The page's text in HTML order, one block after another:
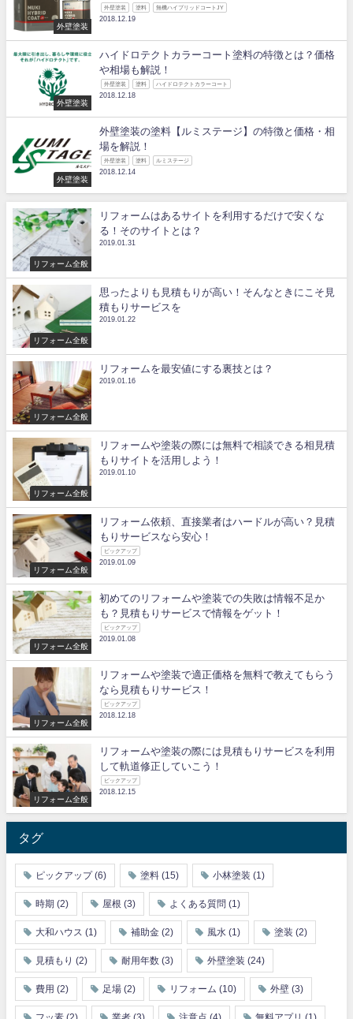
外壁塗装
外壁塗装 塗料 無機ハイブリッドコートJY
2018.12.19
外壁塗装
ハイドロテクトカラーコート塗料の特徴とは？価格
や相場も解説！
外壁塗装 塗料 ハイドロテクトカラーコート
2018.12.18
外壁塗装
外壁塗装の塗料【ルミステージ】の特徴と価格・相
場を解説！
外壁塗装 塗料 ルミステージ
2018.12.14
リフォーム全般
リフォームはあるサイトを利用するだけで安くな
る！そのサイトとは？
2019.01.31
リフォーム全般
思ったよりも見積もりが高い！そんなときにこそ見
積もりサービスを
2019.01.22
リフォーム全般
リフォームを最安値にする裏技とは？
2019.01.16
リフォーム全般
リフォームや塗装の際には無料で相談できる相見積
もりサイトを活用しよう！
2019.01.10
リフォーム全般
リフォーム依頼、直接業者はハードルが高い？見積
もりサービスなら安心！
ピックアップ
2019.01.09
リフォーム全般
初めてのリフォームや塗装での失敗は情報不足か
も？見積もりサービスで情報をゲット！
ピックアップ
2019.01.08
リフォーム全般
リフォームや塗装で適正価格を無料で教えてもらう
なら見積もりサービス！
ピックアップ
2018.12.18
リフォーム全般
リフォームや塗装の際には見積もりサービスを利用
して軌道修正していこう！
ピックアップ
2018.12.15
タグ
ピックアップ (6) 塗料 (15) 小林塗装 (1)
時期 (2) 屋根 (3) よくある質問 (1)
大和ハウス (1) 補助金 (2) 風水 (1) 塗装 (2)
見積もり (2) 耐用年数 (3) 外壁塗装 (24)
費用 (2) 足場 (2) リフォーム (10) 外壁 (3)